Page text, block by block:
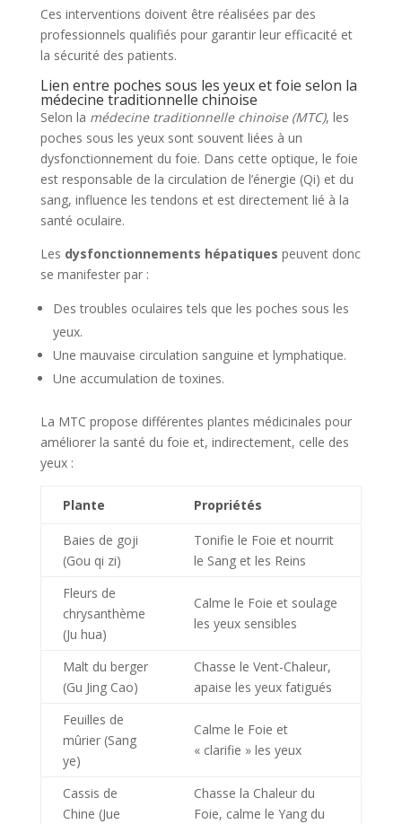
Ces interventions doivent être réalisées par des
professionnels qualifiés pour garantir leur efficacité et
la sécurité des patients.
Lien entre poches sous les yeux et foie selon la
médecine traditionnelle chinoise
Selon la médecine traditionnelle chinoise (MTC), les
poches sous les yeux sont souvent liées à un
dysfonctionnement du foie. Dans cette optique, le foie
est responsable de la circulation de l’énergie (Qi) et du
sang, influence les tendons et est directement lié à la
santé oculaire.
Les dysfonctionnements hépatiques peuvent donc
se manifester par :
Des troubles oculaires tels que les poches sous les
yeux.
Une mauvaise circulation sanguine et lymphatique.
Une accumulation de toxines.
La MTC propose différentes plantes médicinales pour
améliorer la santé du foie et, indirectement, celle des
yeux :
Plante Propriétés
Baies de goji
(Gou qi zi)
Tonifie le Foie et nourrit
le Sang et les Reins
Fleurs de
chrysanthème
(Ju hua)
Calme le Foie et soulage
les yeux sensibles
Malt du berger
(Gu Jing Cao)
Chasse le Vent-Chaleur,
apaise les yeux fatigués
Feuilles de
mûrier (Sang
ye)
Calme le Foie et
« clarifie » les yeux
Cassis de
Chine (Jue
Chasse la Chaleur du
Foie, calme le Yang du